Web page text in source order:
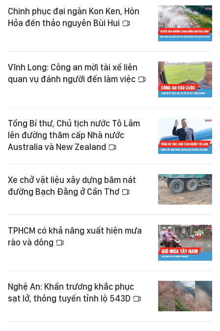
Chinh phục đại ngàn Kon Ken, Hòn
Hỏa đến thảo nguyên Bùi Hui
Vĩnh Long: Công an mời tài xế liên
quan vụ đánh người đến làm việc
Tổng Bí thư, Chủ tịch nước Tô Lâm
lên đường thăm cấp Nhà nước
Australia và New Zealand
Xe chở vật liệu xây dựng băm nát
đường Bạch Đằng ở Cần Thơ
TPHCM có khả năng xuất hiện mưa
rào và dông
Nghệ An: Khẩn trương khắc phục
sạt lở, thông tuyến tỉnh lộ 543D